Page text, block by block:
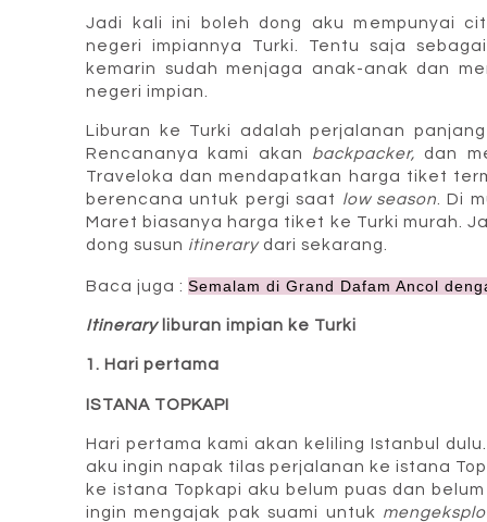
Jadi kali ini boleh dong aku mempunyai
negeri impiannya Turki. Tentu saja
kemarin sudah menjaga anak-anak dan
negeri impian.
Liburan ke Turki adalah perjalanan
Rencananya kami akan backpacker, dan
Traveloka dan mendapatkan harga tiket
berencana untuk pergi saat low season. Di
Maret biasanya harga tiket ke Turki murah.
dong susun itinerary dari sekarang.
Baca juga : Semalam di Grand Dafam Ancol
Itineraryliburan impian ke Turki
1. Hari pertama
ISTANA TOPKAPI
Hari pertama kami akan keliling Istanbul
aku ingin napak tilas perjalanan ke istana
ke istana Topkapi aku belum puas dan
ingin mengajak pak suami untuk